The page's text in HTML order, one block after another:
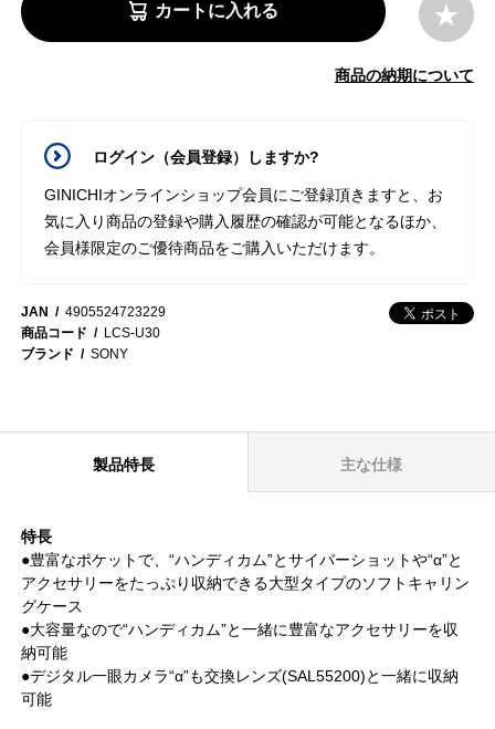
カートに入れる
商品の納期について
ログイン（会員登録）しますか?
GINICHIオンラインショップ会員にご登録頂きますと、お
気に入り商品の登録や購入履歴の確認が可能となるほか、
会員様限定のご優待商品をご購入いただけます。
JAN
4905524723229
商品コード
LCS-U30
ブランド
SONY
製品特長 主な仕様
特長
●豊富なポケットで、“ハンディカム”とサイバーショットや“α”と
アクセサリーをたっぷり収納できる大型タイプのソフトキャリン
グケース
●大容量なので“ハンディカム”と一緒に豊富なアクセサリーを収
納可能
●デジタル一眼カメラ“α”も交換レンズ(SAL55200)と一緒に収納
可能